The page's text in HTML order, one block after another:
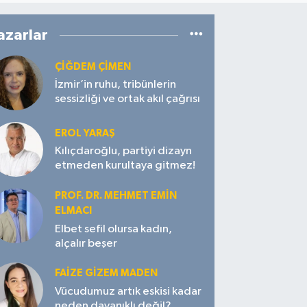
ÇIĞDEM ÇIMEN
İzmir’in ruhu, tribünlerin
sessizliği ve ortak akıl çağrısı
EROL YARAŞ
Kılıçdaroğlu, partiyi dizayn
etmeden kurultaya gitmez!
PROF. DR. MEHMET EMIN
ELMACI
Elbet sefil olursa kadın,
alçalır beşer
FAIZE GIZEM MADEN
Vücudumuz artık eskisi kadar